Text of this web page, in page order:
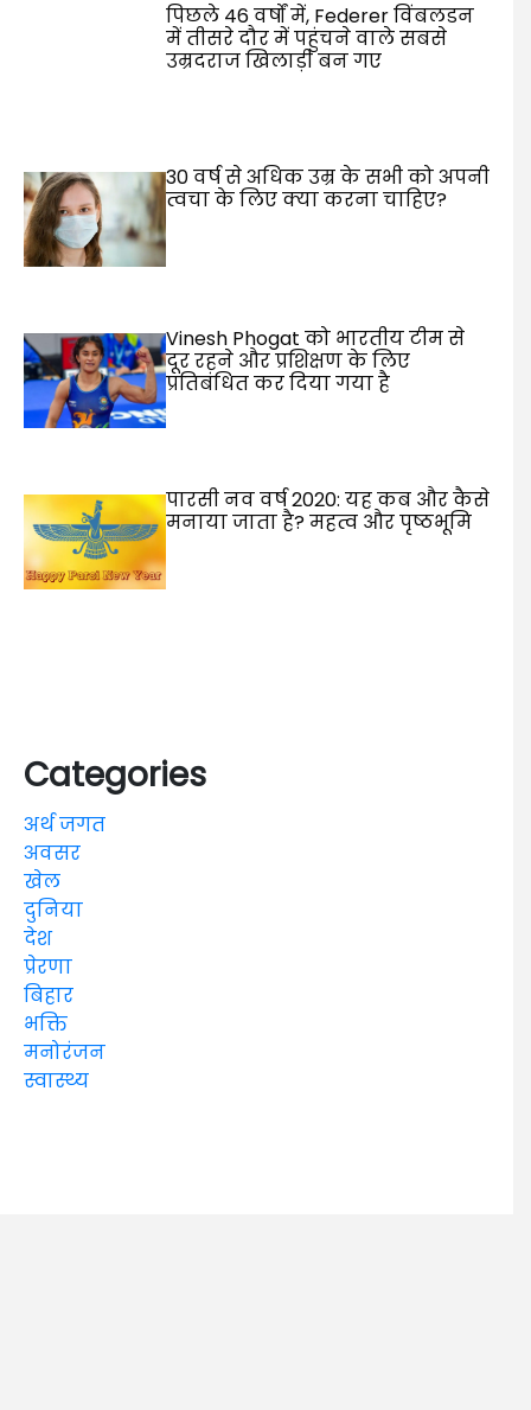
पिछले 46 वर्षों में, Federer विंबलडन
में तीसरे दौर में पहुंचने वाले सबसे
उम्रदराज खिलाड़ी बन गए
30 वर्ष से अधिक उम्र के सभी को अपनी
त्वचा के लिए क्या करना चाहिए?
Vinesh Phogat को भारतीय टीम से
दूर रहने और प्रशिक्षण के लिए
प्रतिबंधित कर दिया गया है
पारसी नव वर्ष 2020: यह कब और कैसे
मनाया जाता है? महत्व और पृष्ठभूमि
Categories
अर्थ जगत
अवसर
खेल
दुनिया
देश
प्रेरणा
बिहार
भक्ति
मनोरंजन
स्वास्थ्य